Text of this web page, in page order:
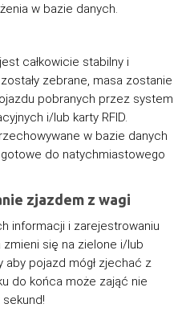
w bazie danych.
całkowicie stabilny i
zebrane, masa zostanie
pobranych przez system
i/lub karty RFID.
w bazie danych
do natychmiastowego
zjazdem z wagi
informacji i zarejestrowaniu
zmieni się na zielone i/lub
pojazd mógł zjechać z
do końca może zająć nie